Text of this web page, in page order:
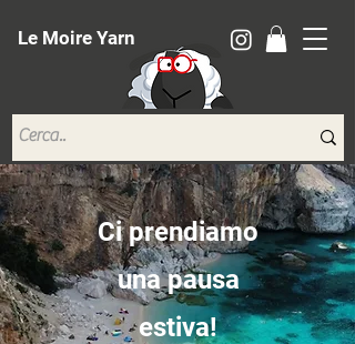
Le Moire Yarn
Ci prendiamo
una pausa
estiva!